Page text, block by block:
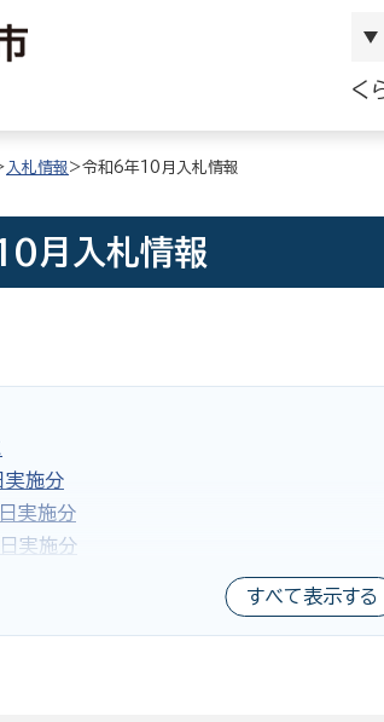
く
入札情報>令和6年10月入札情報
月入札情報
施分
実施分
実施分
すべて表示する